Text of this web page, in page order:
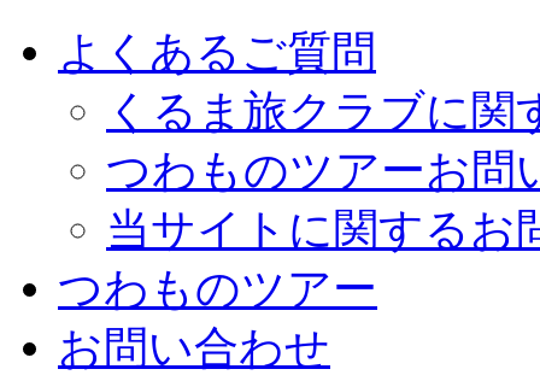
よくあるご質問
くるま旅クラブに関
つわものツアーお問
当サイトに関するお
つわものツアー
お問い合わせ